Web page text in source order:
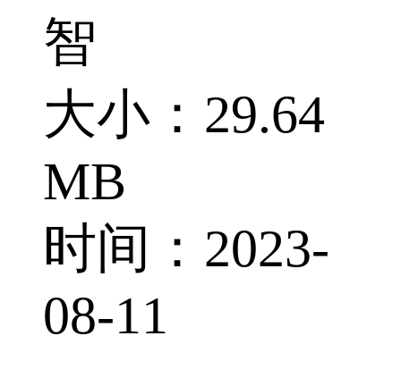
智
大小：29.64
MB
时间：2023-
08-11